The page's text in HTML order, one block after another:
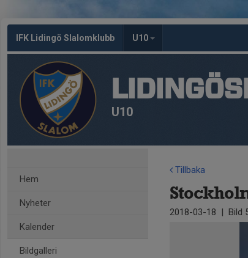
IFK Lidingö Slalomklubb U10
U10
Hem
Nyheter
Kalender
Bildgalleri
Tillbaka
2018-03-18 | Bild